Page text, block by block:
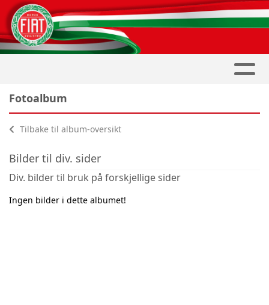
Fotoalbum
Tilbake til album-oversikt
Bilder til div. sider
Div. bilder til bruk på forskjellige sider
Ingen bilder i dette albumet!